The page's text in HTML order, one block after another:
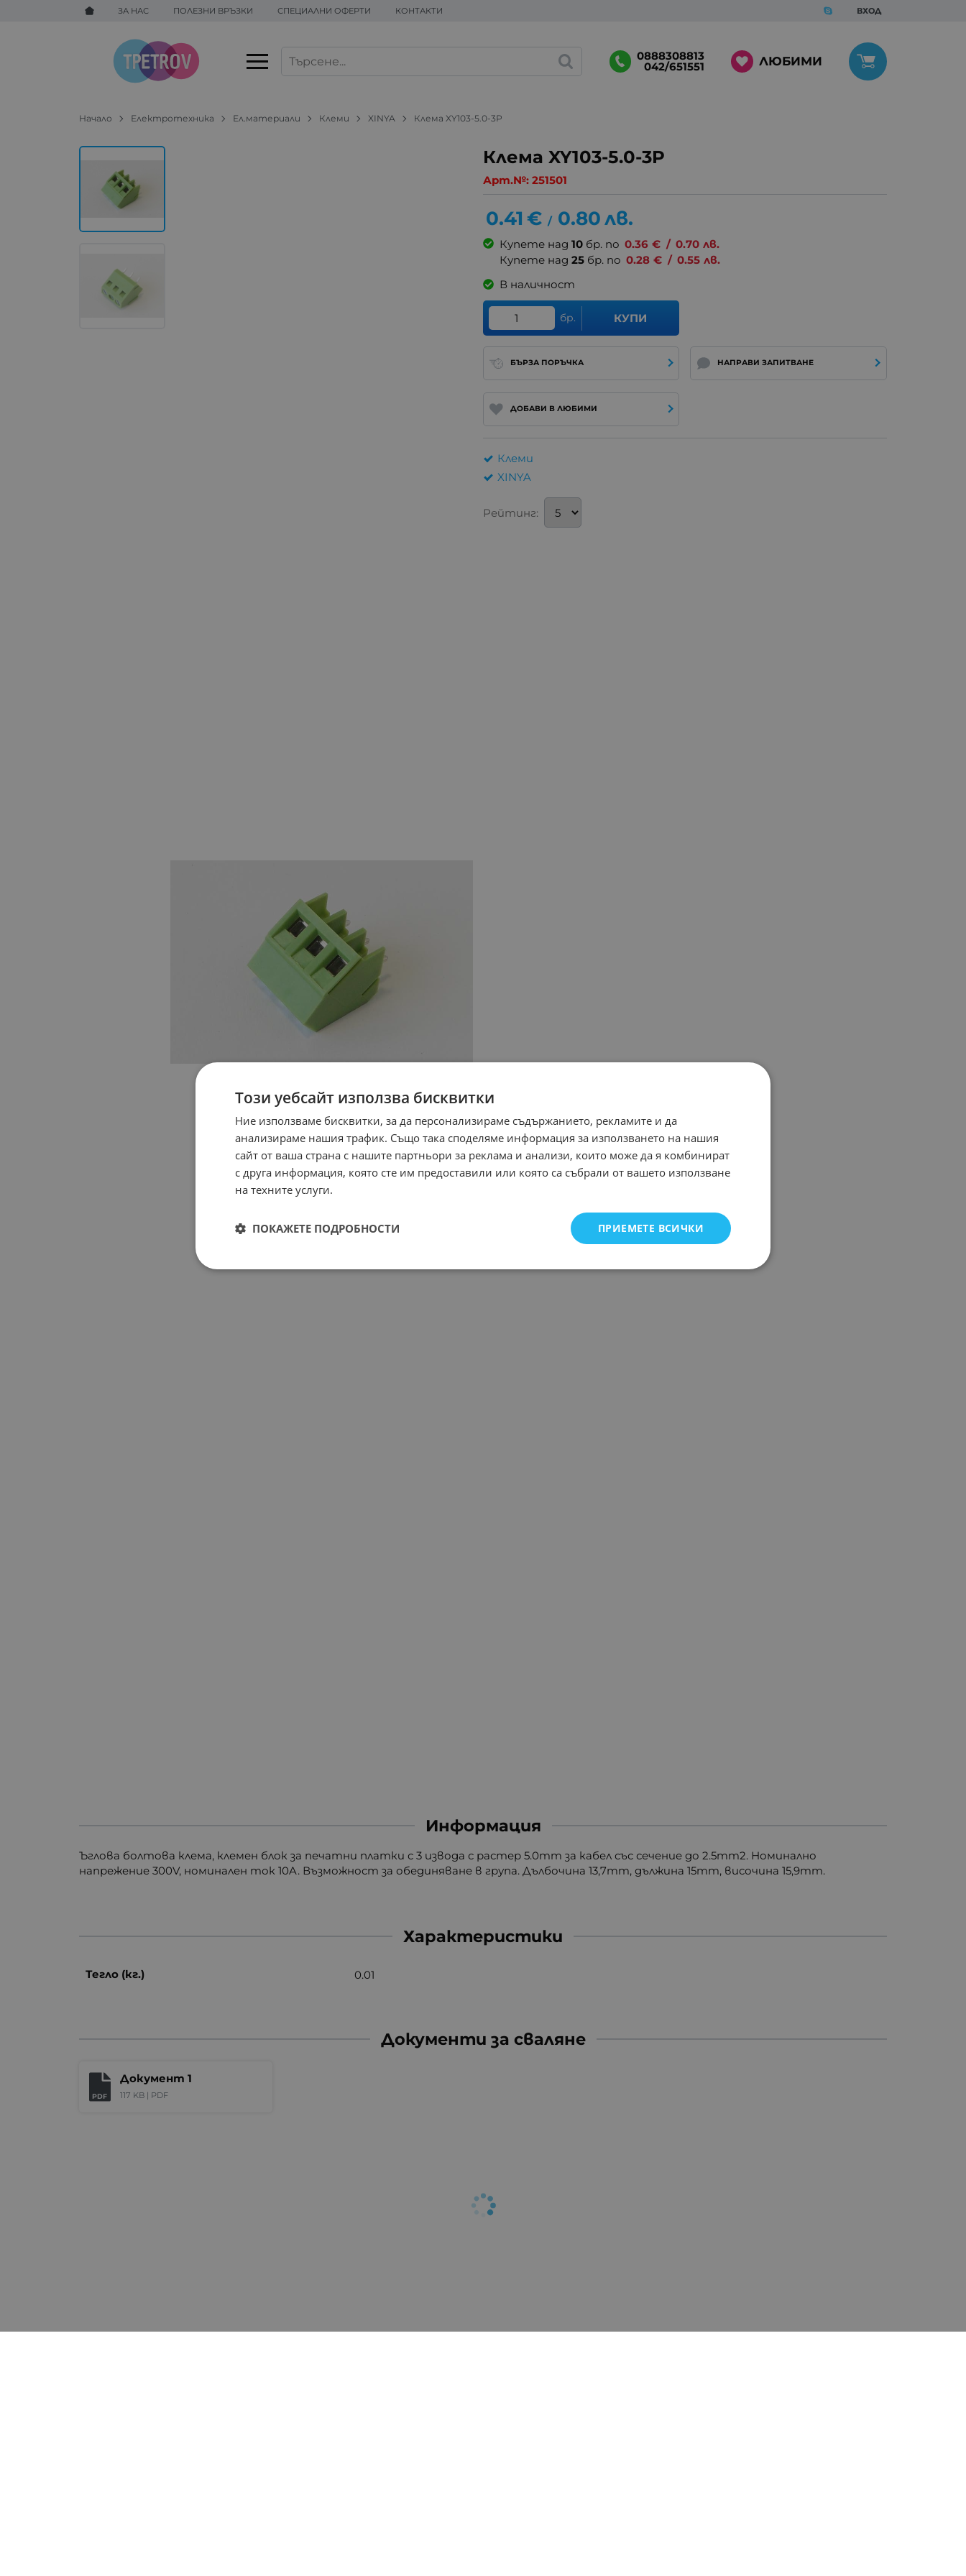
ЗА НАС ПОЛЕЗНИ ВРЪЗКИ СПЕЦИАЛНИ ОФЕРТИ КОНТАКТИ ВХОД
0888308813
042/651551 ЛЮБИМИ
Начало Електротехника Ел.материали Клеми XINYA Клема XY103-5.0-3P
Клема XY103-5.0-3P
Арт.№: 251501
0.41 € / 0.80лв.
Купете над 10бр. по 0.36 € / 0.70 лв.
Купете над 25бр. по 0.28 € / 0.55 лв.
В наличност
бр. КУПИ
БЪРЗА ПОРЪЧКА НАПРАВИ ЗАПИТВАНЕ
ДОБАВИ В ЛЮБИМИ
Клеми
XINYA
Рейтинг:
Информация
Ъглова болтова клема, клемен блок за печатни платки с 3 извода с растер 5.0mm за кабел със сечение до 2.5mm2. Номинално
напрежение 300V, номинален ток 10A. Възможност за обединяване в група. Дълбочина 13,7mm, дължина 15mm, височина 15,9mm.
Характеристики
Тегло (кг.) 0.01
Документи за сваляне
PDF
Документ 1
117 KB | PDF
Този уебсайт използва бисквитки
Ние използваме бисквитки, за да персонализираме съдържанието, рекламите и да
анализираме нашия трафик. Също така споделяме информация за използването на нашия
сайт от ваша страна с нашите партньори за реклама и анализи, които може да я комбинират
с друга информация, която сте им предоставили или която са събрали от вашето използване
на техните услуги.
ПРИЕМЕТЕ ВСИЧКИ
ПОКАЖЕТЕ ПОДРОБНОСТИ